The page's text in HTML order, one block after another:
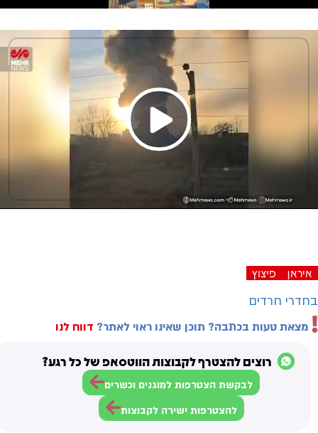
Video
Play
איראן פיצוץ
בחדרי חרדים
מצאת טעות בכתבה? תוכן שאינו ראוי לאתר? דווח לנו
רוצים להצטרף לקבוצות הווטסאפ של כל רגע?
לבקשת הצטרפות למוגנים וכשרים
להצטרפות ישירה לקבוצות